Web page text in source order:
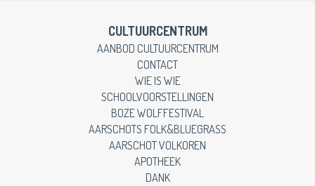
CULTUURCENTRUM
AANBOD CULTUURCENTRUM
CONTACT
WIE IS WIE
SCHOOLVOORSTELLINGEN
BOZE WOLFFESTIVAL
AARSCHOTS FOLK&BLUEGRASS
AARSCHOT VOLKOREN
APOTHEEK
DANK